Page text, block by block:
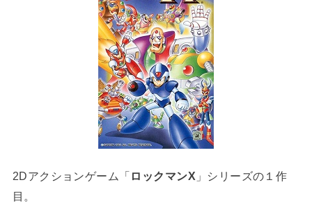
2Dアクションゲーム「 ロックマンX 」シリーズの１作
目。